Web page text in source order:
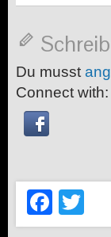
Du musst
Connect with: